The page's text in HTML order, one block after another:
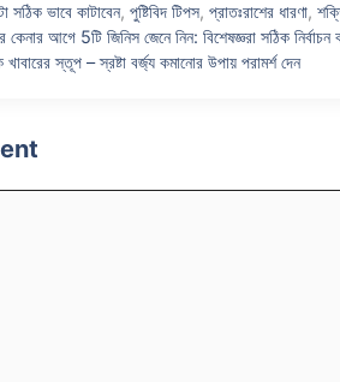
gr
a
e
dI
e
st
s
e
er
সঠিক ভাবে কাটাবেন,পুষ্টিবিদ টিপস,প্রাতঃরাশের ধারণা,
আগে 5টি জিনিস জেনে নিন: বিশেষজ্ঞরা সঠিক
স্তূপ – স্রষ্টা বর্জ্য কমানোর উপায় পরামর্শ দেন